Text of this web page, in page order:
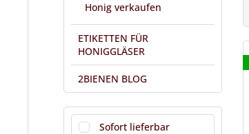
Honig verkaufen
ETIKETTEN FÜR
HONIGGLÄSER
2BIENEN BLOG
Sofort lieferbar